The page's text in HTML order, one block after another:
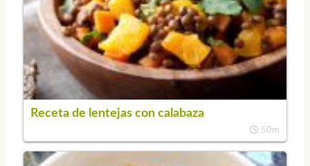
Receta de lentejas con calabaza
50m